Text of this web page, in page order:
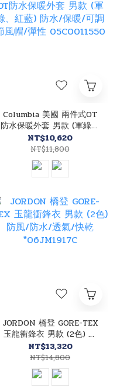
Columbia 美國 兩件式OT
防水保暖外套 男款 (軍綠、
紅藍) 防水/保暖/可調節風
帽/彈性 05C0011550
NT$10,620
NT$11,800
JORDON 橋登 GORE-TEX
玉龍衝鋒衣 男款 (2色) 防
風/防水/透氣/快乾
*06JM1917C
NT$13,320
NT$14,800